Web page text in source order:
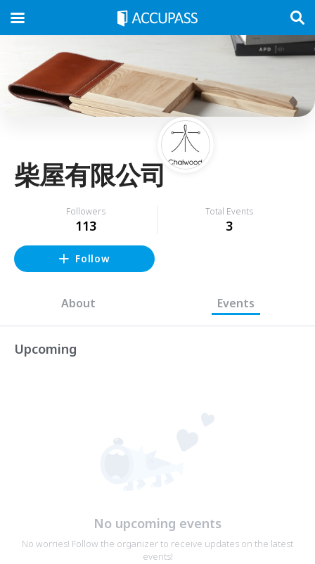
柴屋有限公司
Followers
113
Total Events
3
Follow
About Events
Upcoming
No upcoming events
No worries! Follow the organizer to receive updates on the latest
events!